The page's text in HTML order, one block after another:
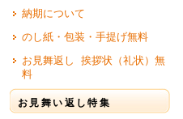
納期について
のし紙・包装・手提げ無料
お見舞返し 挨拶状（礼状）無
料
お見舞い返し特集